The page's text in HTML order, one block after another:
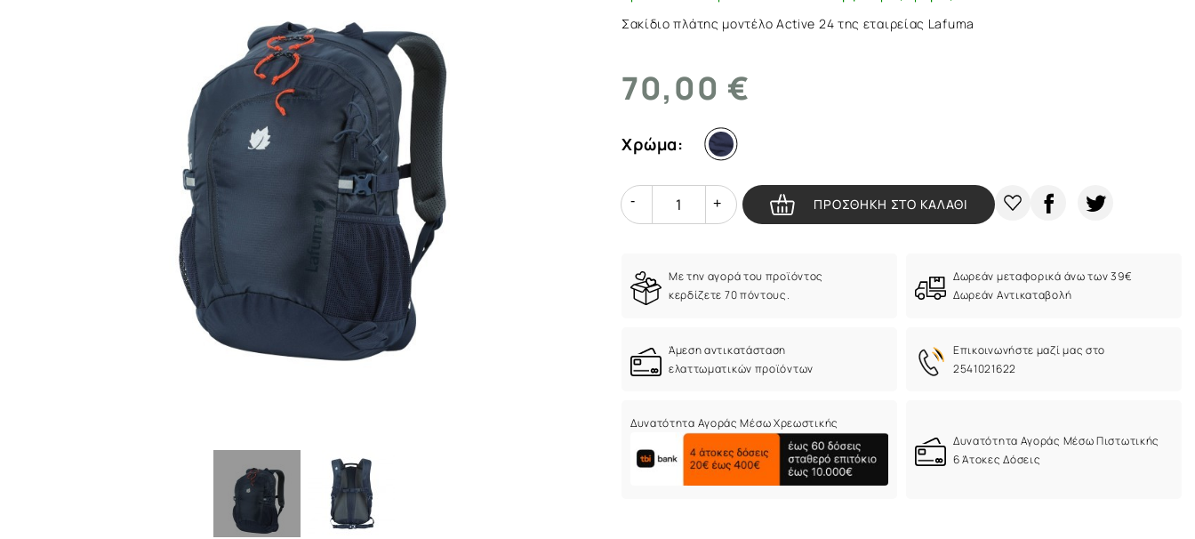
ArmyMarket.gr
Σακίδιο πλάτης μοντέλο Active 24 της εταιρείας Lafuma
70,00 €
Χρώμα:
Quantity
Quantity ΠΡΟΣΘΗΚΗ ΣΤΟ ΚΑΛΑΘΙ
Με την αγορά του προϊόντος
κερδίζετε 70 πόντους.
Δωρεάν μεταφορικά άνω των 39€
Δωρεάν Αντικαταβολή
Άμεση αντικατάσταση
ελαττωματικών προϊόντων
Eπικοινωνήστε μαζί μας στο
2541021622
Δυνατότητα Αγοράς Μέσω Χρεωστικής
Δυνατότητα Αγοράς Μέσω Πιστωτικής
6 Άτοκες Δόσεις